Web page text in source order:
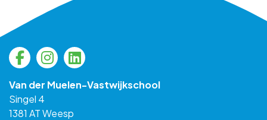
Van der Muelen-Vastwijkschool
Singel 4
1381 AT Weesp